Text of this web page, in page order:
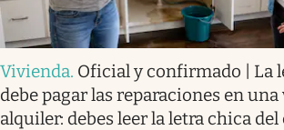
Vivienda. Oficial y confirmado | La
debe pagar las reparaciones en
alquiler: debes leer la letra chica